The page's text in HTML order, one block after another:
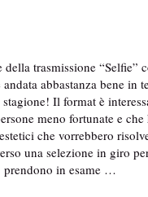
trasmissione “Selfie”
abbastanza bene in
Il format è
meno fortunate e
che vorrebbero
una selezione in giro
in esame …